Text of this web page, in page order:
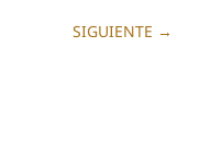
SIGUIENTE →